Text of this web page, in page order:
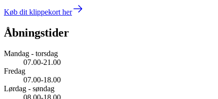
Køb dit klippekort her
Åbningstider
Mandag - torsdag
07.00-21.00
Fredag
07.00-18.00
Lørdag - søndag
08.00-18.00